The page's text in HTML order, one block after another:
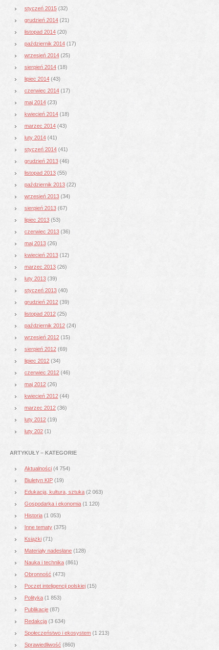
styczeń 2015 (32)
grudzień 2014 (21)
listopad 2014 (20)
październik 2014 (17)
wrzesień 2014 (25)
sierpień 2014 (18)
lipiec 2014 (43)
czerwiec 2014 (17)
maj 2014 (23)
kwiecień 2014 (18)
marzec 2014 (43)
luty 2014 (41)
styczeń 2014 (41)
grudzień 2013 (46)
listopad 2013 (55)
październik 2013 (22)
wrzesień 2013 (34)
sierpień 2013 (67)
lipiec 2013 (53)
czerwiec 2013 (36)
maj 2013 (26)
kwiecień 2013 (12)
marzec 2013 (26)
luty 2013 (39)
styczeń 2013 (40)
grudzień 2012 (39)
listopad 2012 (25)
październik 2012 (24)
wrzesień 2012 (15)
sierpień 2012 (69)
lipiec 2012 (34)
czerwiec 2012 (46)
maj 2012 (26)
kwiecień 2012 (44)
marzec 2012 (36)
luty 2012 (19)
luty 202 (1)
ARTYKUŁY – KATEGORIE
Aktualności (4 754)
Biuletyn KIP (19)
Edukacja, kultura, sztuka (2 063)
Gospodarka i ekonomia (1 120)
Historia (1 053)
Inne tematy (375)
Książki (71)
Materiały nadesłane (128)
Nauka i technika (861)
Obronność (473)
Poczet inteligencji polskiej (15)
Polityka (1 853)
Publikacje (87)
Redakcja (3 634)
Społeczeństwo i ekosystem (1 213)
Sprawiedliwość (860)